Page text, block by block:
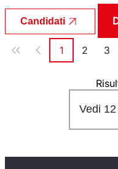
Candidati
Paginazione
Pagina
1 Pagina
2 3
Vedi